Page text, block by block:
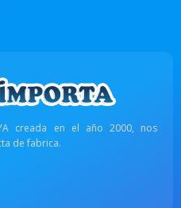
creada en el año 2000, nos
de fabrica.